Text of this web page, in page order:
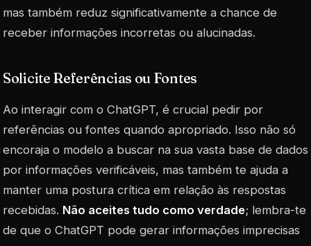
mas também reduz significativamente a chance de
receber informações incorretas ou alucinadas.
Solicite Referências ou Fontes
Ao interagir com o ChatGPT, é crucial pedir por
referências ou fontes quando apropriado. Isso não só
encoraja o modelo a buscar na sua vasta base de dados
por informações verificáveis, mas também te ajuda a
manter uma postura crítica em relação às respostas
recebidas. Não aceites tudo como verdade; lembra-te
de que o ChatGPT pode gerar informações imprecisas